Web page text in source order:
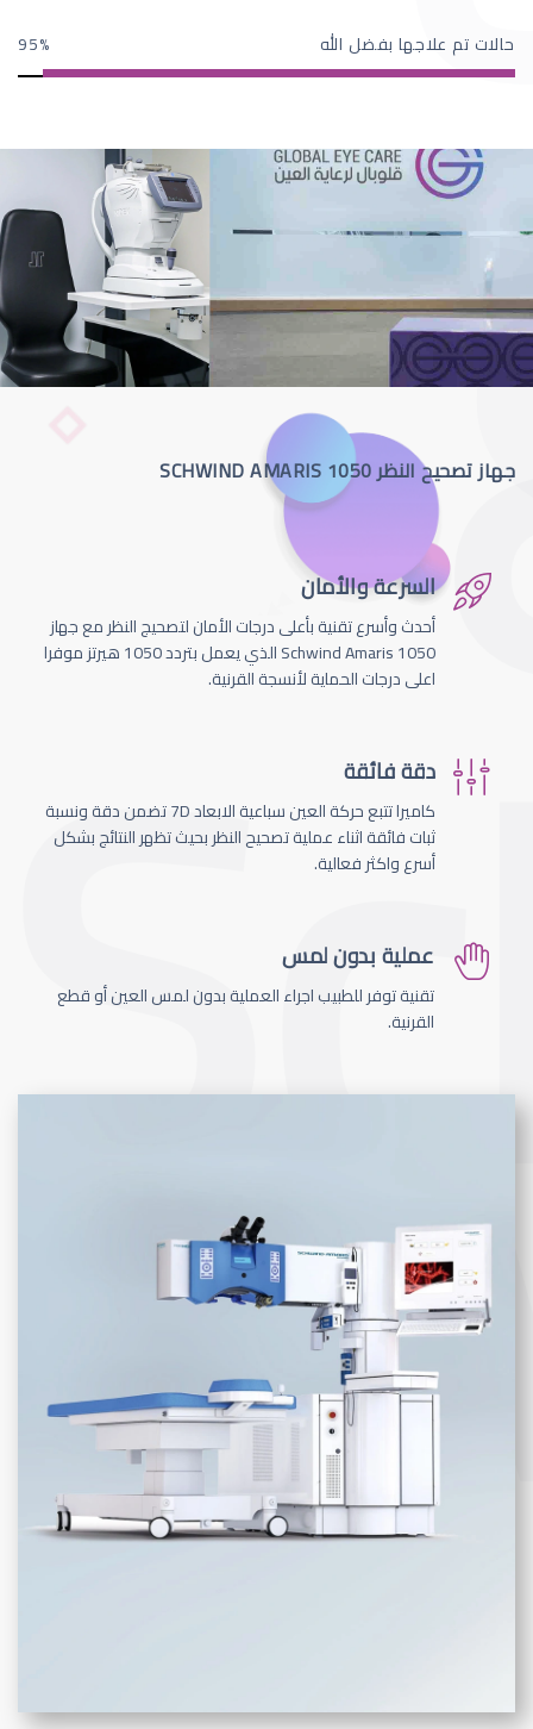
حالات تم علاجها بفضل الله 95
جهاز تصحيح النظر SCHWIND AMARIS 1050
السرعة والأمان
أحدث وأسرع تقنية بأعلى درجات الأمان لتصحيج النظر مع جهاز
Schwind Amaris 1050 الذي يعمل بتردد 1050 هيرتز موفرا
اعلى درجات الحماية لأنسجة القرنية.
دقة فائقة
كاميرا تتبع حركة العين سباعية الابعاد 7D تضمن دقة ونسبة
ثبات فائقة اثناء عملية تصحيح النظر بحيث تظهر النتائج بشكل
أسرع واكثر فعالية.
عملية بدون لمس
تقنية توفر للطبيب اجراء العملية بدون لمس العين أو قطع
القرنية.